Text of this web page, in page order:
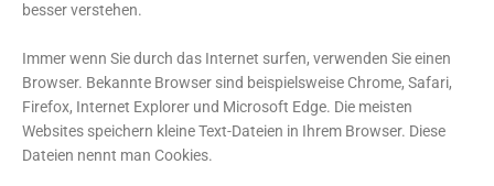
besser verstehen.
Immer wenn Sie durch das Internet surfen, verwenden Sie einen
Browser. Bekannte Browser sind beispielsweise Chrome, Safari,
Firefox, Internet Explorer und Microsoft Edge. Die meisten
Websites speichern kleine Text-Dateien in Ihrem Browser. Diese
Dateien nennt man Cookies.